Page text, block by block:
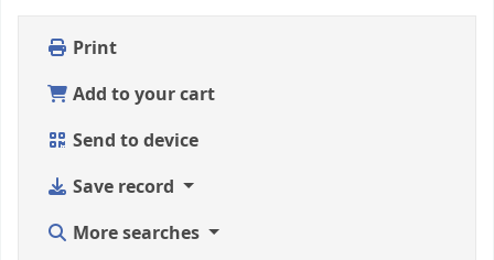
Print
Add to your cart
Send to device
Save record
More searches